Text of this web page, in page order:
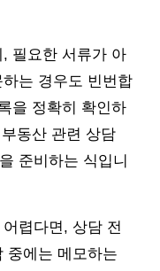
필요한 서류가 아
는 경우도 빈번합
을 정확히 확인하
동산 관련 상담
준비하는 식입니
렵다면, 상담 전
중에는 메모하는